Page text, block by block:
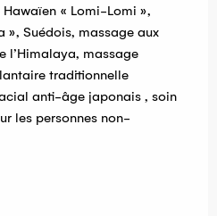
« Lomi-Lomi »,
», Suédois, massage aux
l’Himalaya, massage
traditionnelle
anti-âge japonais , soin
les personnes non-